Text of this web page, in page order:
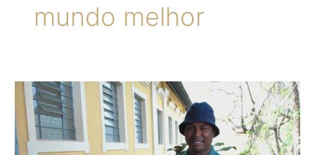
mundo melhor
Armazém
das
Oficinas
inicia
troca